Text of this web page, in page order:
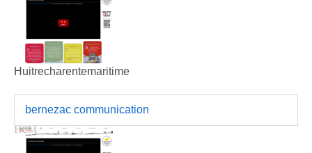
Huitrecharentemaritime
bernezac communication